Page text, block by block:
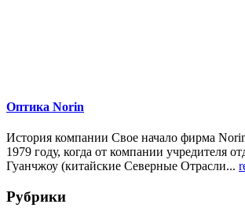
Оптика Norin
История компании Свое начало фирма
1979 году, когда от компании учредителя
Гуанчжоу (китайские Северные Отрасли...
Рубрики